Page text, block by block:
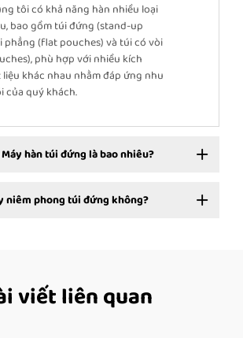
tôi có khả năng hàn nhiều loại
bao gồm túi đứng (stand-up
phẳng (flat pouches) và túi có vòi
phù hợp với nhiều kích
khác nhau nhằm đáp ứng nhu
của quý khách.
hàn túi đứng là bao nhiêu?
niêm phong túi đứng không?
viết liên quan